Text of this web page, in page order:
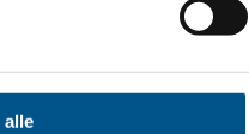
alle